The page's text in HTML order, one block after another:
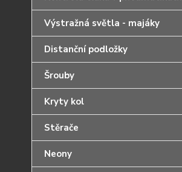
Výstražná světla - majáky
Distanční podložky
Šrouby
Kryty kol
Stěrače
Neony